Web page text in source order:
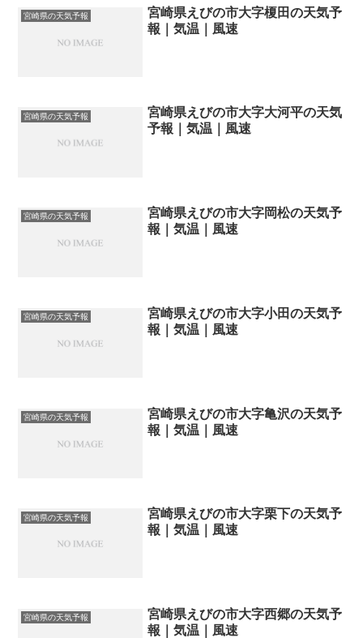
宮崎県の天気予報
宮崎県えびの市大字榎田の天気予
報｜気温｜風速
宮崎県の天気予報
宮崎県えびの市大字大河平の天気
予報｜気温｜風速
宮崎県の天気予報
宮崎県えびの市大字岡松の天気予
報｜気温｜風速
宮崎県の天気予報
宮崎県えびの市大字小田の天気予
報｜気温｜風速
宮崎県の天気予報
宮崎県えびの市大字亀沢の天気予
報｜気温｜風速
宮崎県の天気予報
宮崎県えびの市大字栗下の天気予
報｜気温｜風速
宮崎県の天気予報
宮崎県えびの市大字西郷の天気予
報｜気温｜風速